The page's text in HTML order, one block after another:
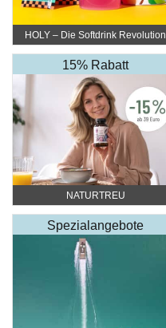
HOLY – Die Softdrink Revolution
15% Rabatt
NATURTREU
Spezialangebote